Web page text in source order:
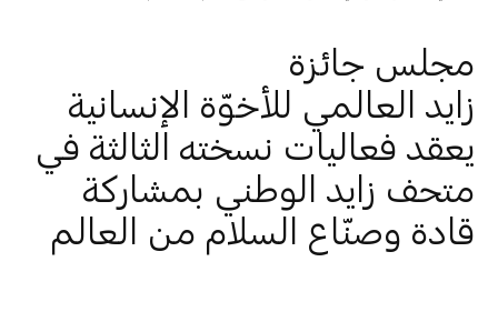
مجلس جائزة
زايد العالمي للأخوّة الإنسانية
يعقد فعاليات نسخته الثالثة في
متحف زايد الوطني بمشاركة
قادة وصنّاع السلام من العالم